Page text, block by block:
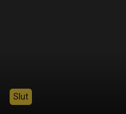
Slut